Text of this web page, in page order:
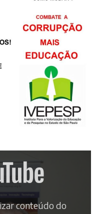
conteúdo do